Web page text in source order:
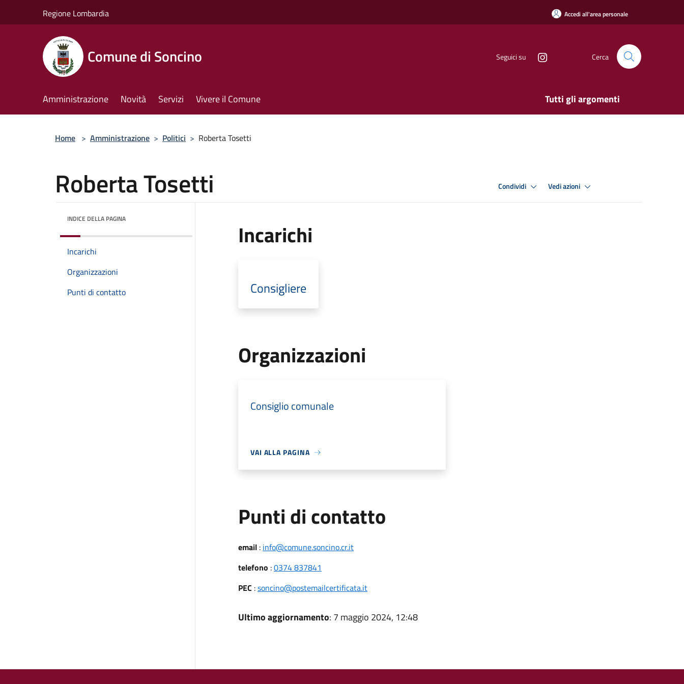
Regione Lombardia Accedi all'area personale
Comune di Soncino Seguici su Cerca
Amministrazione Novità Servizi Vivere il Comune Tutti gli argomenti
Home > Amministrazione > Politici > Roberta Tosetti
Roberta Tosetti Condividi Vedi azioni
INDICE DELLA PAGINA
Incarichi
Organizzazioni
Punti di contatto
Incarichi
Consigliere
Organizzazioni
Consiglio comunale
VAI ALLA PAGINA
Punti di contatto
email: info@comune.soncino.cr.it
telefono :0374 837841
PEC :soncino@postemailcertificata.it
Ultimo aggiornamento: 7 maggio 2024, 12:48